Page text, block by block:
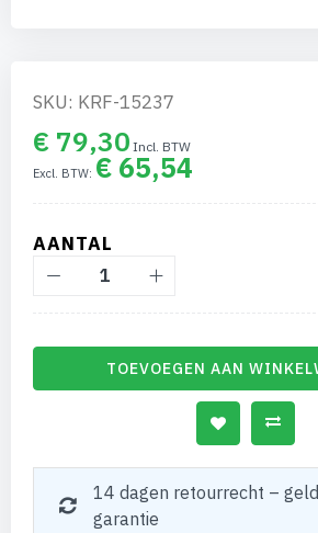
SKU: KRF-15237
€ 79,30
€ 65,54
AANTAL
TOEVOEGEN AAN
14 dagen retourrecht –
garantie